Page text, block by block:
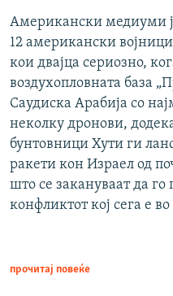
Американски медиуми
12 американски
кои двајца сериозно,
воздухопловната база
Саудиска Арабија со
неколку дронови,
бунтовници Хути ги
ракети кон Израел од
што се закануваат да
конфликтот кој сега е
прочитај повеќе